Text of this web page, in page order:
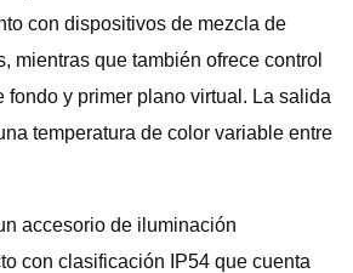
con dispositivos de mezcla de
mientras que también ofrece control
fondo y primer plano virtual. La salida
temperatura de color variable entre
accesorio de iluminación
con clasificación IP54 que cuenta